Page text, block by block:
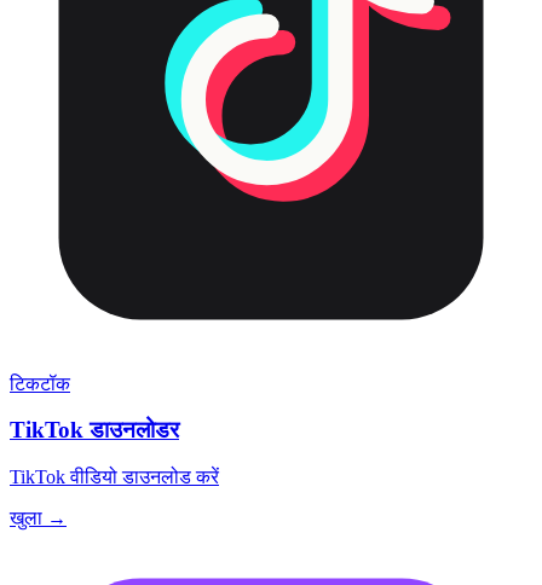
टिकटॉक
TikTok डाउनलोडर
TikTok वीडियो डाउनलोड करें
खुला →